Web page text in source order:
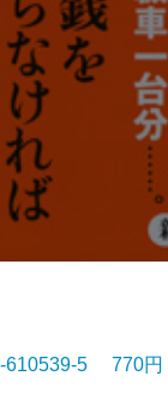
610539-5 770